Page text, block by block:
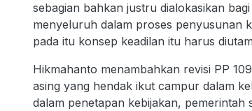
sebagian bahkan justru dialokasikan
menyeluruh dalam proses penyusunan
pada itu konsep keadilan itu harus
Hikmahanto menambahkan revisi PP
asing yang hendak ikut campur dalam
dalam penetapan kebijakan,